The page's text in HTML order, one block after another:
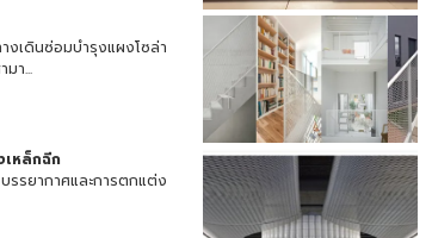
งเดินซ่อมบำรุงแผงโซล่า
า...
หล็กฉีก
รยากาศและการตกแต่ง